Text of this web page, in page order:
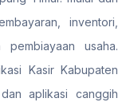
inventori,
usaha.
Kasir Kabupaten
aplikasi canggih